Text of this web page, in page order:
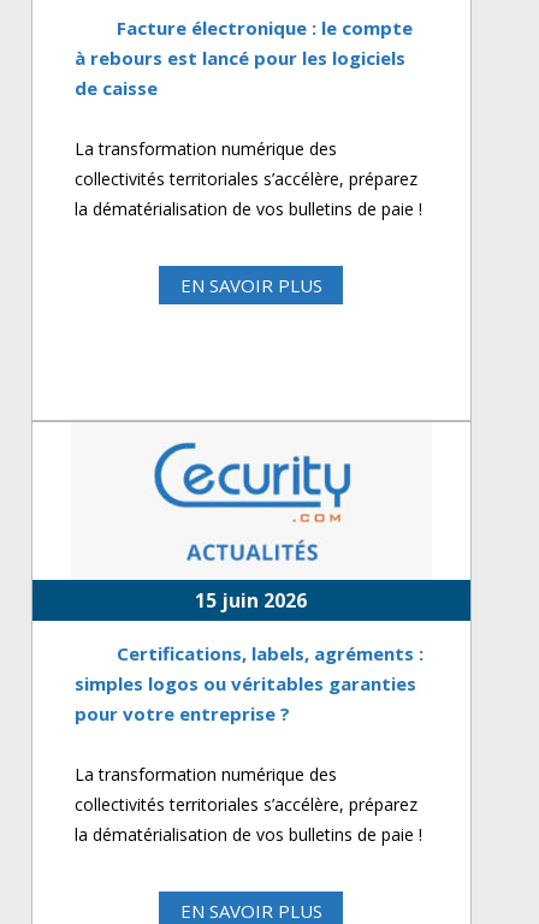
Facture électronique : le compte
à rebours est lancé pour les logiciels
de caisse
La transformation numérique des
collectivités territoriales s’accélère, préparez
la dématérialisation de vos bulletins de paie !
EN SAVOIR PLUS
15 juin 2026
Certifications, labels, agréments :
simples logos ou véritables garanties
pour votre entreprise ?
La transformation numérique des
collectivités territoriales s’accélère, préparez
la dématérialisation de vos bulletins de paie !
EN SAVOIR PLUS